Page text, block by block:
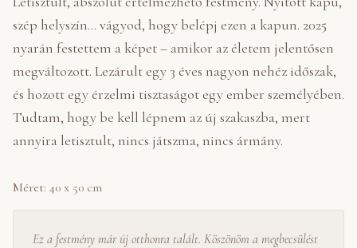
szép helyszín... vágyod, hogy belépj ezen a kapun. 2025
nyarán festettem a képet – amikor az életem jelentősen
megváltozott. Lezárult egy 3 éves nagyon nehéz időszak,
és hozott egy érzelmi tisztaságot egy ember személyében.
Tudtam, hogy be kell lépnem az új szakaszba, mert
annyira letisztult, nincs játszma, nincs ármány.
Méret: 40 x 50 cm
Ez a festmény már új otthonra talált. Köszönöm a megbecsülést